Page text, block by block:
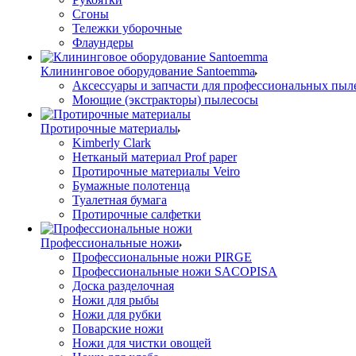
Сгоны
Тележки уборочные
Флаундеры
Клининговое оборудование Santoemma
Аксессуары и запчасти для профессиональных
Моющие (экстракторы) пылесосы
Протирочные материалы
Kimberly Clark
Нетканый материал Prof paper
Протирочные материалы Veiro
Бумажные полотенца
Туалетная бумага
Протирочные салфетки
Профессиональные ножи
Профессиональные ножи PIRGE
Профессиональные ножи SACOPISA
Доска разделочная
Ножи для рыбы
Ножи для рубки
Поварские ножи
Ножи для чистки овощей